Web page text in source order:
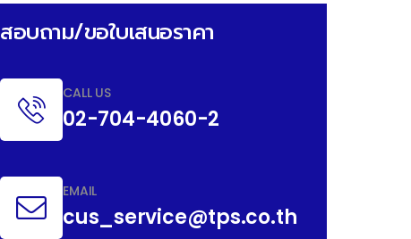
สอบถาม/ขอใบเสนอราคา
CALL US
02-704-4060-2
EMAIL
cus_service@tps.co.th